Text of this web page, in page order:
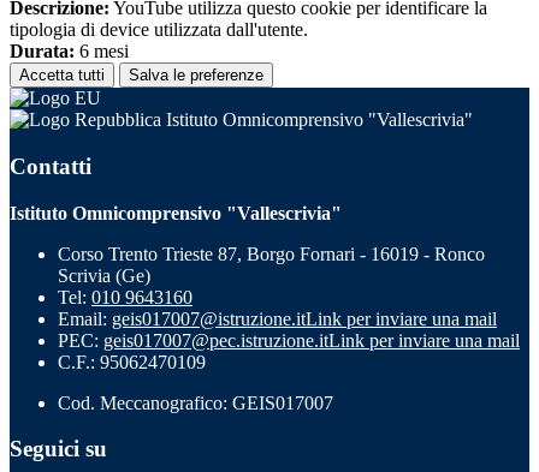
Descrizione: YouTube utilizza questo cookie per identificare la
tipologia di device utilizzata dall'utente.
Durata: 6 mesi
Accetta tutti Salva le preferenze
Istituto Omnicomprensivo "Vallescrivia"
Contatti
Istituto Omnicomprensivo "Vallescrivia"
Corso Trento Trieste 87, Borgo Fornari - 16019 - Ronco
Scrivia (Ge)
Tel: 010 9643160
Email: geis017007@istruzione.itLink per inviare una mail
PEC: geis017007@pec.istruzione.itLink per inviare una mail
C.F.: 95062470109
Cod. Meccanografico: GEIS017007
Seguici su